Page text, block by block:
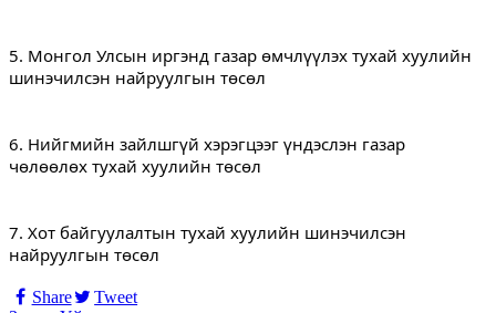
5. Монгол Улсын иргэнд газар өмчлүүлэх тухай хуулийн
шинэчилсэн найруулгын төсөл
6. Нийгмийн зайлшгүй хэрэгцээг үндэслэн газар
чөлөөлөх тухай хуулийн төсөл
7. Хот байгуулалтын тухай хуулийн шинэчилсэн
найруулгын төсөл
Share
Tweet